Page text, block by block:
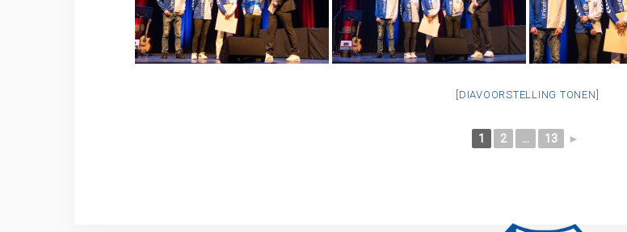
[DIAVOORSTELLING TONEN]
1 2 ... 13 ►